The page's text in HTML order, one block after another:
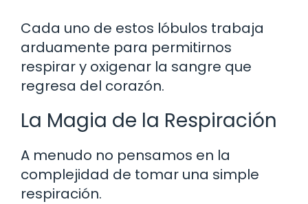
Cada uno de estos lóbulos trabaja
arduamente para permitirnos
respirar y oxigenar la sangre que
regresa del corazón.
La Magia de la Respiración
A menudo no pensamos en la
complejidad de tomar una simple
respiración.